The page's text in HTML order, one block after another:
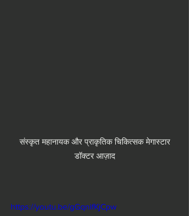
डॉक्टर आज़ाद
https://youtu.be/gGqnifKjCpw